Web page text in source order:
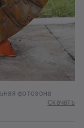
фотозона
Скачать